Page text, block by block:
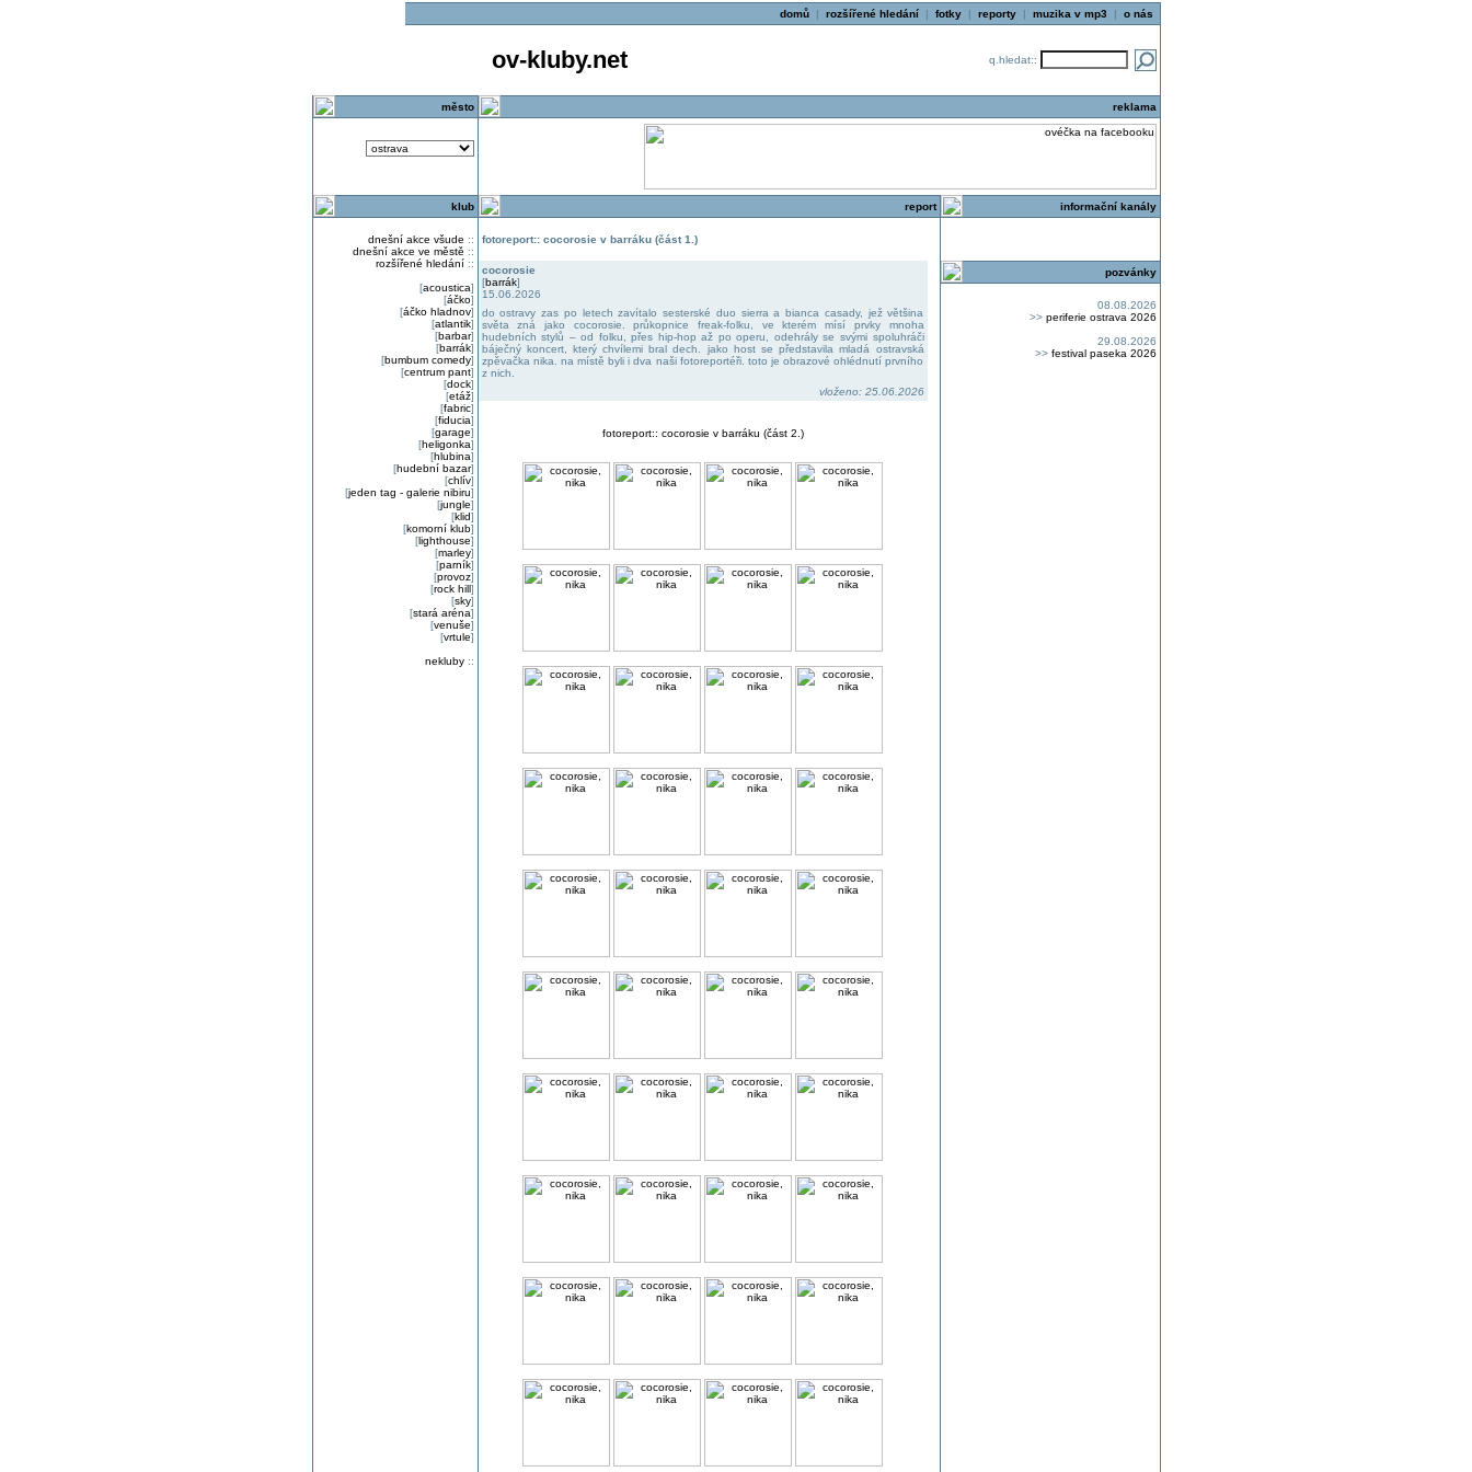
domů| rozšířené hledání| fotky| reporty| muzika v mp3 | o nás
ov-kluby.net q.hledat::
město reklama
klub
dnešní akce všude ::
dnešní akce ve městě ::
rozšířené hledání::
[acoustica]
[áčko]
[áčko hladnov]
[atlantik]
[barbar]
[barrák]
[bumbum comedy]
[centrum pant]
[dock]
[etáž]
[fabric]
[fiducia]
[garage]
[heligonka]
[hlubina]
[hudební bazar]
[chlív]
[jeden tag - galerie nibiru]
[jungle]
[klid]
[komorní klub]
[lighthouse]
[marley]
[parník]
[provoz]
[rock hill]
[sky]
[stará aréna]
[venuše]
[vrtule]
nekluby::
report
fotoreport:: cocorosie v barráku (část 1.)
cocorosie
[barrák]
15.06.2026
do ostravy zas po letech zavítalo sesterské duo sierra a bianca casady, jež většina
světa zná jako cocorosie. průkopnice freak-folku, ve kterém mísí prvky mnoha
hudebních stylů – od folku, přes hip-hop až po operu, odehrály se svými spoluhráči
báječný koncert, který chvílemi bral dech. jako host se představila mladá ostravská
zpěvačka nika. na místě byli i dva naši fotoreportéři. toto je obrazové ohlédnutí prvního
z nich.
vloženo: 25.06.2026
fotoreport:: cocorosie v barráku (část 2.)
informační kanály
pozvánky
08.08.2026
>> periferie ostrava 2026
29.08.2026
>> festival paseka 2026